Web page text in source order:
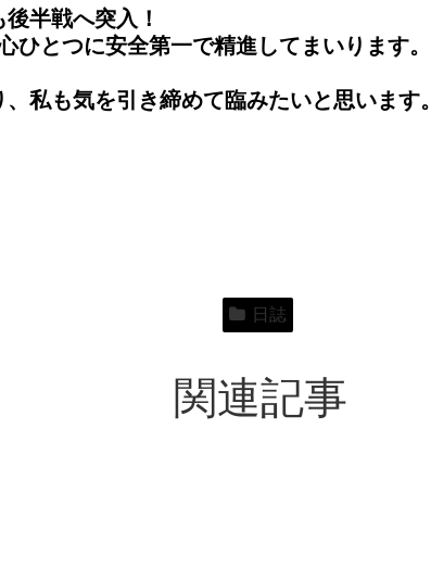
半戦へ突入！⁡
ひとつに安全第一で精進してまいります。⁡
私も気を引き締めて臨みたいと思います。⁡
日誌
関連記事